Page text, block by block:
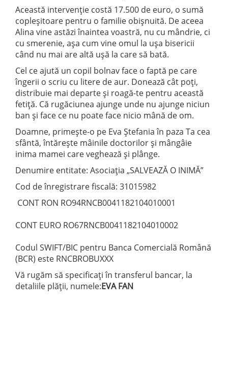
Această intervenție costă 17.500 de euro, o sumă
copleșitoare pentru o familie obișnuită. De aceea
Alina vine astăzi înaintea voastră, nu cu mândrie, ci
cu smerenie, așa cum vine omul la ușa bisericii
când nu mai are altă ușă la care să bată.
Cel ce ajută un copil bolnav face o faptă pe care
îngerii o scriu cu litere de aur. Donează cât poți,
distribuie mai departe și roagă-te pentru această
fetiță. Că rugăciunea ajunge unde nu ajunge niciun
ban și face ce nu poate face nicio mână de om.
Doamne, primește-o pe Eva Ștefania în paza Ta cea
sfântă, întărește mâinile doctorilor și mângâie
inima mamei care veghează și plânge.
Denumire entitate: Asociația „SALVEAZĂ O INIMĂ”
Cod de înregistrare fiscală: 31015982
CONT RON RO94RNCB0041182104010001
CONT EURO RO67RNCB0041182104010002
Codul SWIFT/BIC pentru Banca Comercială Română
(BCR) este RNCBROBUXXX
Vă rugăm să specificați în transferul bancar, la
detaliile plății, numele:EVA FAN